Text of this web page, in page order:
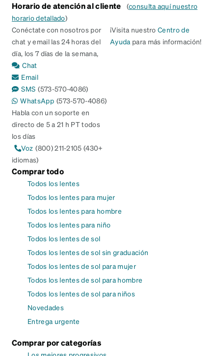
Horario de atención al cliente (consulta aquí nuestro
horario detallado)
Conéctate con nosotros por
chat y email las 24 horas del
día, los 7 días de la semana,
Chat
Email
SMS (573-570-4086)
WhatsApp (573-570-4086)
Habla con un soporte en
directo de 5 a 21 h PT todos
los días
Voz (800) 211-2105 (430+
idiomas)
¡Visita nuestroCentro de
Ayuda para más información!
Comprar todo
Todos los lentes
Todos los lentes para mujer
Todos los lentes para hombre
Todos los lentes para niño
Todos los lentes de sol
Todos los lentes de sol sin graduación
Todos los lentes de sol para mujer
Todos los lentes de sol para hombre
Todos los lentes de sol para niños
Novedades
Entrega urgente
Comprar por categorías